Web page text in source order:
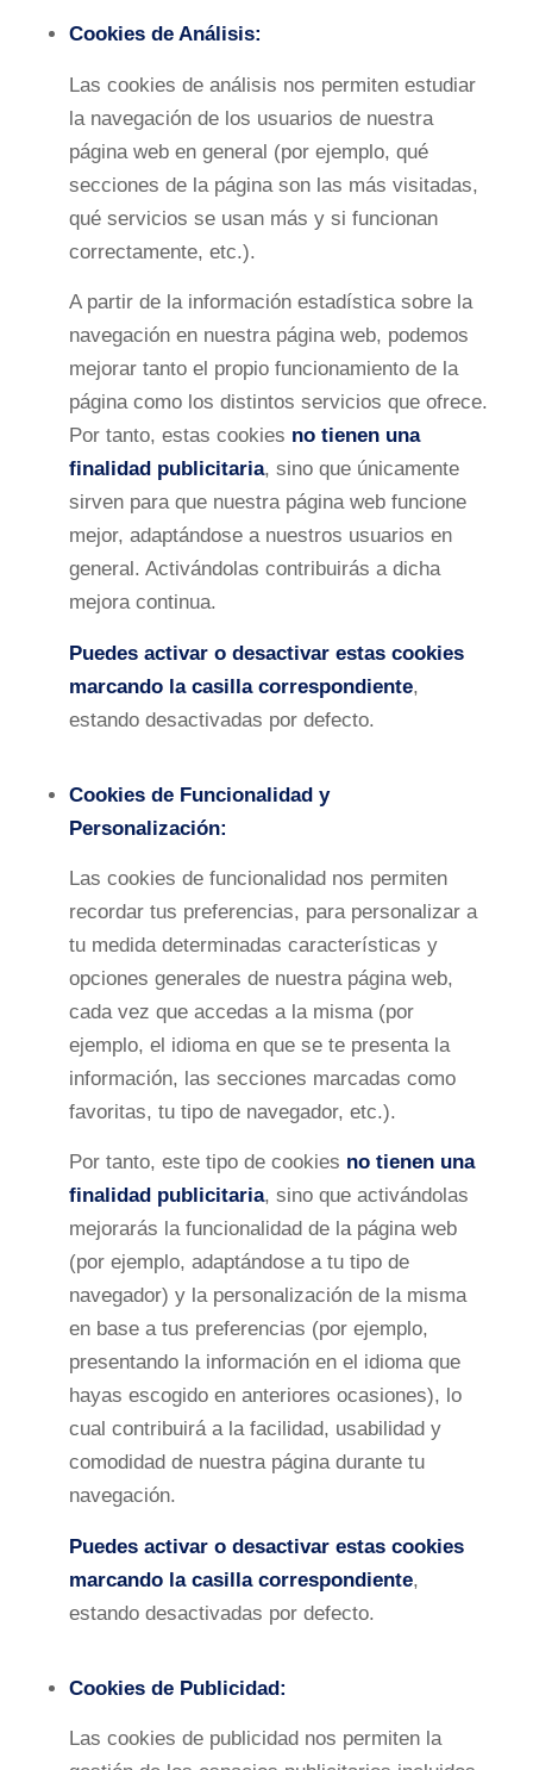
Cookies de Análisis:
Las cookies de análisis nos permiten estudiar
la navegación de los usuarios de nuestra
página web en general (por ejemplo, qué
secciones de la página son las más visitadas,
qué servicios se usan más y si funcionan
correctamente, etc.).
A partir de la información estadística sobre la
navegación en nuestra página web, podemos
mejorar tanto el propio funcionamiento de la
página como los distintos servicios que ofrece.
Por tanto, estas cookies no tienen una
finalidad publicitaria, sino que únicamente
sirven para que nuestra página web funcione
mejor, adaptándose a nuestros usuarios en
general. Activándolas contribuirás a dicha
mejora continua.
Puedes activar o desactivar estas cookies
marcando la casilla correspondiente,
estando desactivadas por defecto.
Cookies de Funcionalidad y
Personalización:
Las cookies de funcionalidad nos permiten
recordar tus preferencias, para personalizar a
tu medida determinadas características y
opciones generales de nuestra página web,
cada vez que accedas a la misma (por
ejemplo, el idioma en que se te presenta la
información, las secciones marcadas como
favoritas, tu tipo de navegador, etc.).
Por tanto, este tipo de cookies no tienen una
finalidad publicitaria, sino que activándolas
mejorarás la funcionalidad de la página web
(por ejemplo, adaptándose a tu tipo de
navegador) y la personalización de la misma
en base a tus preferencias (por ejemplo,
presentando la información en el idioma que
hayas escogido en anteriores ocasiones), lo
cual contribuirá a la facilidad, usabilidad y
comodidad de nuestra página durante tu
navegación.
Puedes activar o desactivar estas cookies
marcando la casilla correspondiente,
estando desactivadas por defecto.
Cookies de Publicidad:
Las cookies de publicidad nos permiten la